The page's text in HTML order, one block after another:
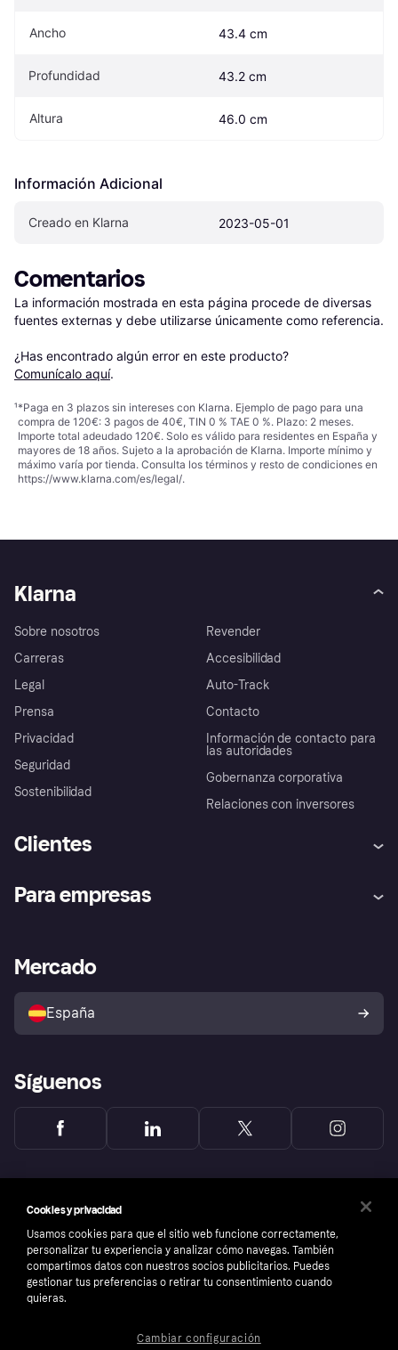
Ancho 43.4 cm
Profundidad 43.2 cm
Altura 46.0 cm
Información Adicional
Creado en Klarna 2023-05-01
Comentarios
La información mostrada en esta página procede de diversas
fuentes externas y debe utilizarse únicamente como referencia.
¿Has encontrado algún error en este producto?
Comunícalo aquí.
¹*Paga en 3 plazos sin intereses con Klarna. Ejemplo de pago para una
compra de 120€: 3 pagos de 40€, TIN 0 % TAE 0 %. Plazo: 2 meses.
Importe total adeudado 120€. Solo es válido para residentes en España y
mayores de 18 años. Sujeto a la aprobación de Klarna. Importe mínimo y
máximo varía por tienda. Consulta los términos y resto de condiciones en
https://www.klarna.com/es/legal/.
Klarna
Sobre nosotros
Carreras
Legal
Prensa
Privacidad
Seguridad
Sostenibilidad
Revender
Accesibilidad
Auto-Track
Contacto
Información de contacto para
las autoridades
Gobernanza corporativa
Relaciones con inversores
Clientes
Inicio de sesión
Directorio de tiendas
Política de protección al
comprador de Klarna
Reclamaciones
Para empresas
Acceso empresas
Mercado
España
Síguenos
Cookies y privacidad
Usamos cookies para que el sitio web funcione correctamente,
personalizar tu experiencia y analizar cómo navegas. También
compartimos datos con nuestros socios publicitarios. Puedes
gestionar tus preferencias o retirar tu consentimiento cuando
quieras.
Cambiar configuración